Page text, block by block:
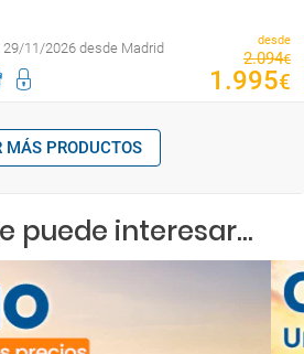
29/11/2026 desde Madrid desde
2.094€
1 .995€
MÁS PRODUCTOS
puede interesar...